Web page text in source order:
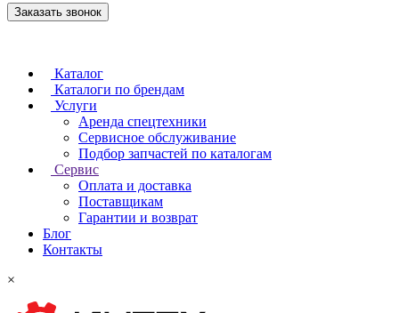
Заказать звонок
Каталог
Каталоги по брендам
Услуги
Аренда спецтехники
Сервисное обслуживание
Подбор запчастей по каталогам
Сервис
Оплата и доставка
Поставщикам
Гарантии и возврат
Блог
Контакты
×